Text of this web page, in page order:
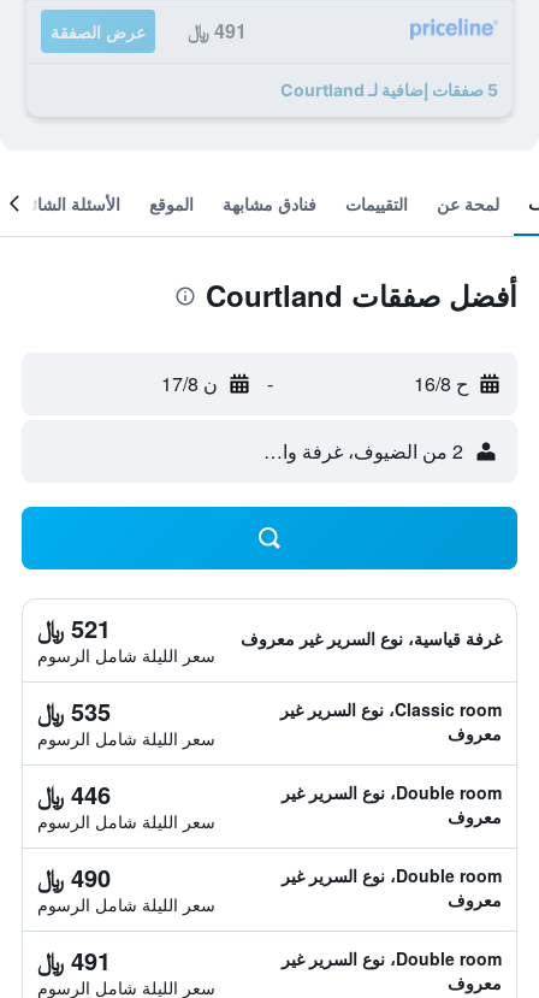
491 ﷼ عرض الصفقة
5 صفقات إضافية لـ Courtland
لمحة عن التقييمات فنادق مشابهة الموقع الأسئلة الشائعة
أفضل صفقات Courtland
ح 16/8 - ن 17/8
2 من الضيوف، غرفة واحدة
غرفة قياسية، نوع السرير غير معروف 521 ﷼
سعر الليلة شامل الرسوم
Classic room، نوع السرير غير
معروف
535 ﷼
سعر الليلة شامل الرسوم
Double room، نوع السرير غير
معروف
446 ﷼
سعر الليلة شامل الرسوم
Double room، نوع السرير غير
معروف
490 ﷼
سعر الليلة شامل الرسوم
Double room، نوع السرير غير
معروف
491 ﷼
سعر الليلة شامل الرسوم